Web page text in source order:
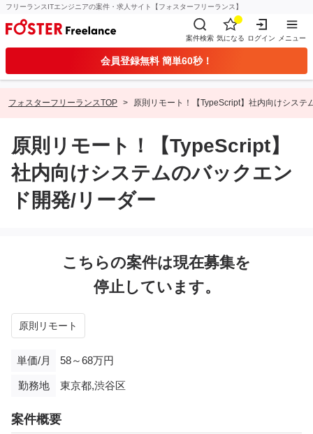
フリーランスITエンジニアの案件・求人サイト【フォスターフリーランス】
案件検索 気になる ログイン メニュー
会員登録無料 簡単60秒！
フォスターフリーランスTOP 原則リモート！【TypeScript】社内向けシステ
原則リモート！【TypeScript】
社内向けシステムのバックエン
ド開発/リーダー
こちらの案件は現在募集を
停止しています。
原則リモート
単価/月 58～68万円
勤務地 東京都,渋谷区
案件概要